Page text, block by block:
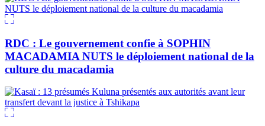
RDC : Le gouvernement confie à SOPHIN
MACADAMIA NUTS le déploiement national de la
culture du macadamia